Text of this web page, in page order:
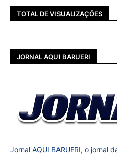
TOTAL DE VISUALIZAÇÕES
JORNAL AQUI BARUERI
Jornal AQUI BARUERI, o jornal